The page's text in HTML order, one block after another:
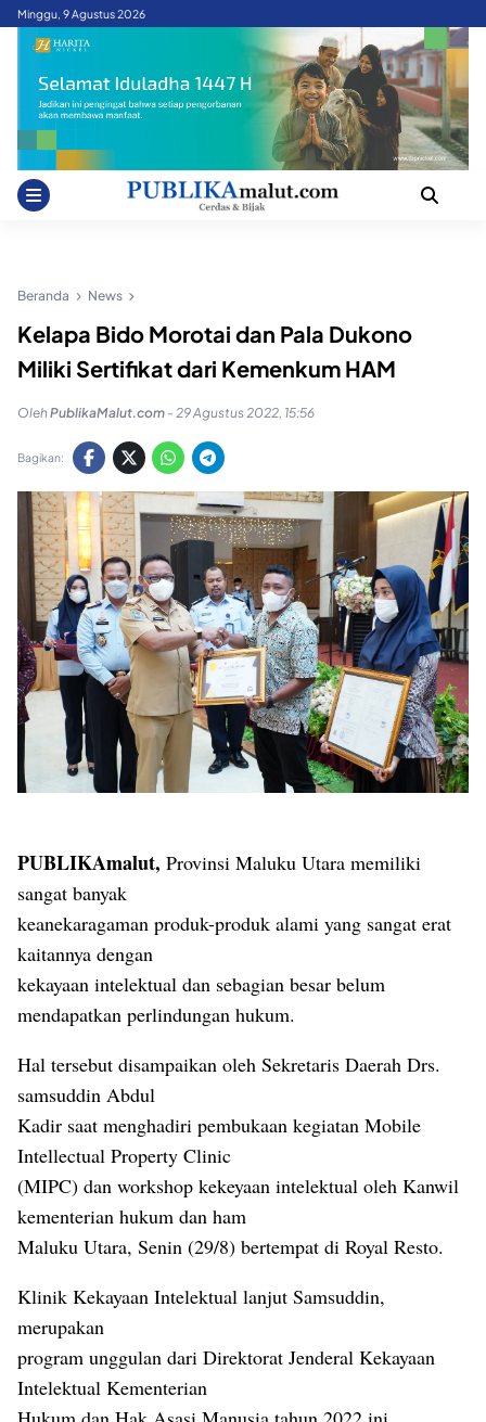
SkipMinggu, 9 Agustus 2026
Beranda News
Kelapa Bido Morotai dan Pala Dukono
Miliki Sertifikat dari Kemenkum HAM
OlehPublikaMalut.com - 29 Agustus 2022, 15:56
Bagikan:
PUBLIKAmalut, Provinsi Maluku Utara memiliki
sangat banyak
keanekaragaman produk-produk alami yang sangat erat
kaitannya dengan
kekayaan intelektual dan sebagian besar belum
mendapatkan perlindungan hukum.
Hal tersebut disampaikan oleh Sekretaris Daerah Drs.
samsuddin Abdul
Kadir saat menghadiri pembukaan kegiatan Mobile
Intellectual Property Clinic
(MIPC) dan workshop kekeyaan intelektual oleh Kanwil
kementerian hukum dan ham
Maluku Utara, Senin (29/8) bertempat di Royal Resto.
Klinik Kekayaan Intelektual lanjut Samsuddin,
merupakan
program unggulan dari Direktorat Jenderal Kekayaan
Intelektual Kementerian